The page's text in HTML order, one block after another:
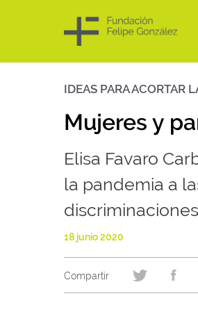
IDEAS PARA ACORTAR
Mujeres y
Elisa Favaro
la pandemia a
18 junio 2020